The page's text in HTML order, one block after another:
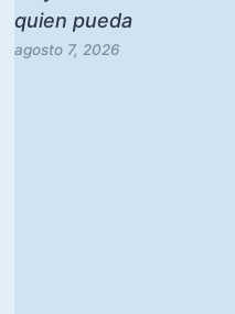
quien pueda
agosto 7, 2026